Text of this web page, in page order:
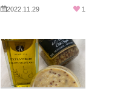
2022.11.29 1